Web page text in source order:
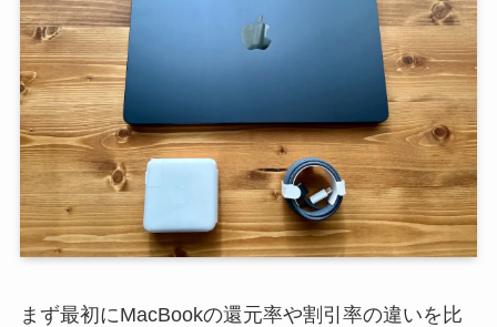
まず最初にMacBookの還元率や割引率の違いを比